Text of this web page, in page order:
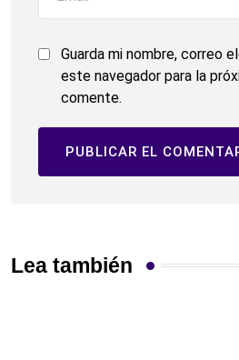
Guarda mi nombre, correo
este navegador para la
comente.
Lea también